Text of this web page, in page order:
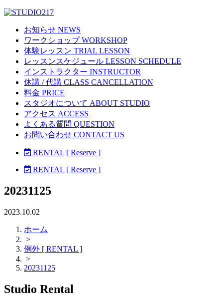
お知らせ NEWS
ワークショップ WORKSHOP
体験レッスン TRIAL LESSON
レッスンスケジュール LESSON SCHEDULE
インストラクター INSTRUCTOR
休講 / 代講 CLASS CANCELLATION
料金 PRICE
スタジオについて ABOUT STUDIO
アクセス ACCESS
よくある質問 QUESTION
お問い合わせ CONTACT US
RENTAL [ Reserve ]
RENTAL [ Reserve ]
20231125
2023.10.02
ホーム
>
例外 [ RENTAL ]
>
20231125
Studio Rental